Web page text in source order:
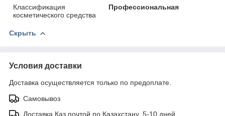
Классификация
косметического средства
Профессиональная
Скрыть
Условия доставки
Доставка осуществляется только по предоплате.
Самовывоз
Доставка Каз.почтой по Казахстану, 5-10 дней